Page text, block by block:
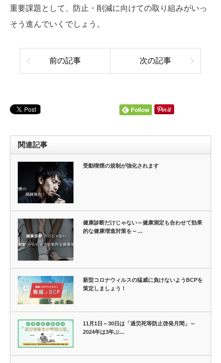
重要課題として、防止・削減に向けての取り組みがいっ
そう進んでいくでしょう。
前の記事 次の記事
関連記事
受動喫煙の規制が強化されます
健康診断だけじゃない～健康測定も合わせて効果
的な健康増進対策を～…
新型コロナウィルスの猛威に負けないようBCPを
策定しましょう！
11月1日～30日は「過労死等防止啓発月間」～
2024年は3年ぶ…